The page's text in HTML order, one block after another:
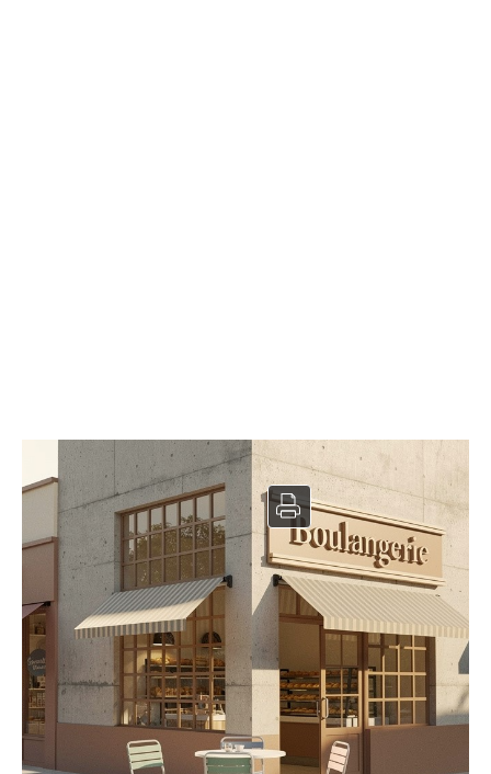
Boulangerie à vendre
Alpes-Maritimes - 06
Ref: 10227646
80 000 €
PERF (Potentiel de l'Entreprise et Rentabilité Financière)
: 0 €
06 - BOULANGERIE-PATISSERIE - Reprise de DAB pour